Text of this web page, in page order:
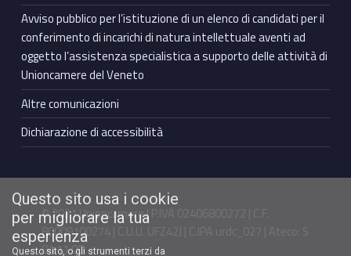
Avviso pubblico per l’istituzione di un elenco di candidati per il
conferimento di incarichi di natura intellettuale aventi ad
oggetto l’assistenza specialistica a supporto delle attività di
Unioncamere del Veneto
Altre comunicazioni
Dichiarazione di accessibilità
© 2021 Unioncamere | P.IVA 02406800272 | C.F.
80009100274 | C.U.U. UFZ42J | C.IPA urdc_027 | Ateco: S
94.11.00
Questo sito usa i cookie
per migliorare la tua
esperienza
Questo sito, o gli strumenti terzi da